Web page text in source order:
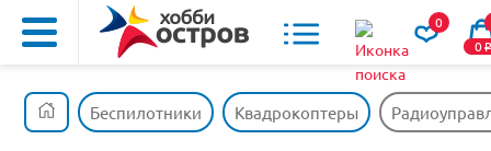
0
0o
Беспилотники Квадрокоптеры